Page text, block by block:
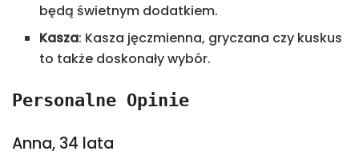
będą świetnym dodatkiem.
Kasza: Kasza jęczmienna, gryczana czy kuskus
to także doskonały wybór.
Personalne Opinie
Anna, 34 lata